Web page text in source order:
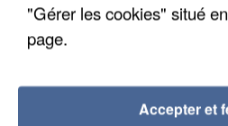
APRÈS TOUTES CES
DE FAUNE SAUVAGE SONT...
"Gérer les cookies" situé
page.
Accepter et